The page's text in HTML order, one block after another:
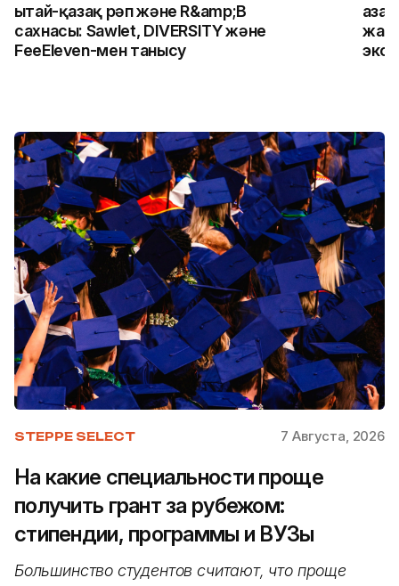
Қытай-қазақ рәп және R&amp;B
сахнасы: Sawlet, DIVERSITY және
FeeEleven-мен танысу
STEPPE SELECT 7 Августа, 2026
На какие специальности проще
получить грант за рубежом:
стипендии, программы и ВУЗы
Большинство студентов считают, что проще